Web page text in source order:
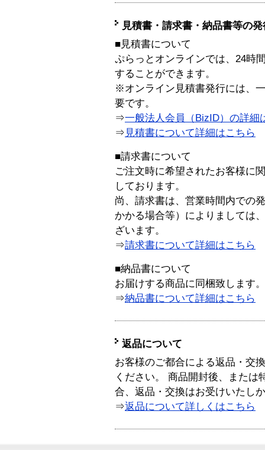
見積書・請求書・納品書等の
■見積書について
ぷらっとオンラインでは、24時
することができます。
※オンライン見積書発行には、
要です。
⇒一般法人会員（BizID）の詳細
⇒ 見積書について詳細はこちら
■請求書について
ご注文時に希望されたお客様に
しております。
尚、請求書は、営業時間内での
かかる場合等）によりましては
ざいます。
⇒請求書について詳細はこちら
■納品書について
お届けする商品に同梱致します。
⇒納品書について詳細はこちら
返品について
お客様のご都合による返品・交
ください。 商品開封後、または
合、返品・交換はお受けいたし
⇒返品について詳しくはこちら